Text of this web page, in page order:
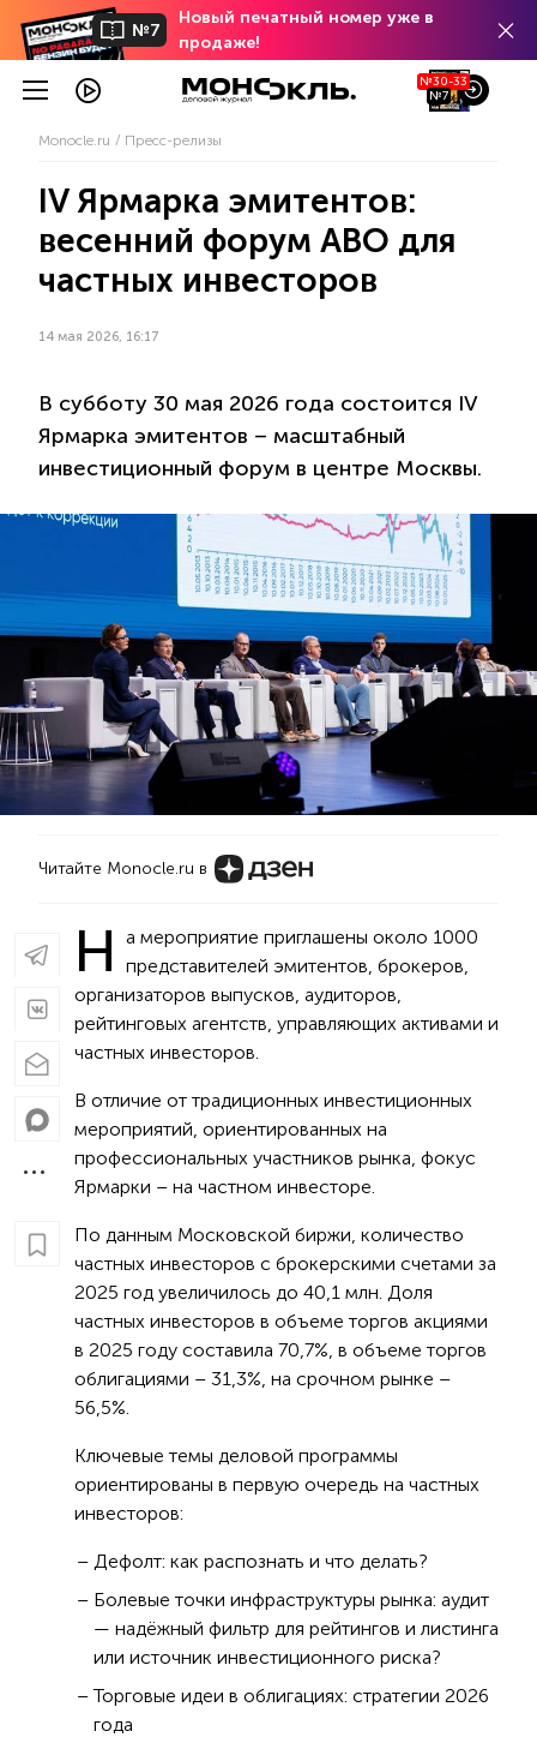
№7
Новый печатный номер уже в
продаже!
№30-33
№7
Monocle.ru Пресс-релизы
IV Ярмарка эмитентов:
весенний форум АВО для
частных инвесторов
14 мая 2026, 16:17
В субботу 30 мая 2026 года состоится IV
Ярмарка эмитентов – масштабный
инвестиционный форум в центре Москвы.
Читайте Monocle.ru в
Н
а мероприятие приглашены около 1000
представителей эмитентов, брокеров,
организаторов выпусков, аудиторов,
рейтинговых агентств, управляющих активами и
частных инвесторов.
В отличие от традиционных инвестиционных
мероприятий, ориентированных на
профессиональных участников рынка, фокус
Ярмарки – на частном инвесторе.
По данным Московской биржи, количество
частных инвесторов с брокерскими счетами за
2025 год увеличилось до 40,1 млн. Доля
частных инвесторов в объеме торгов акциями
в 2025 году составила 70,7%, в объеме торгов
облигациями – 31,3%, на срочном рынке –
56,5%.
Ключевые темы деловой программы
ориентированы в первую очередь на частных
инвесторов:
Дефолт: как распознать и что делать?
Болевые точки инфраструктуры рынка: аудит
— надёжный фильтр для рейтингов и листинга
или источник инвестиционного риска?
Торговые идеи в облигациях: стратегии 2026
года